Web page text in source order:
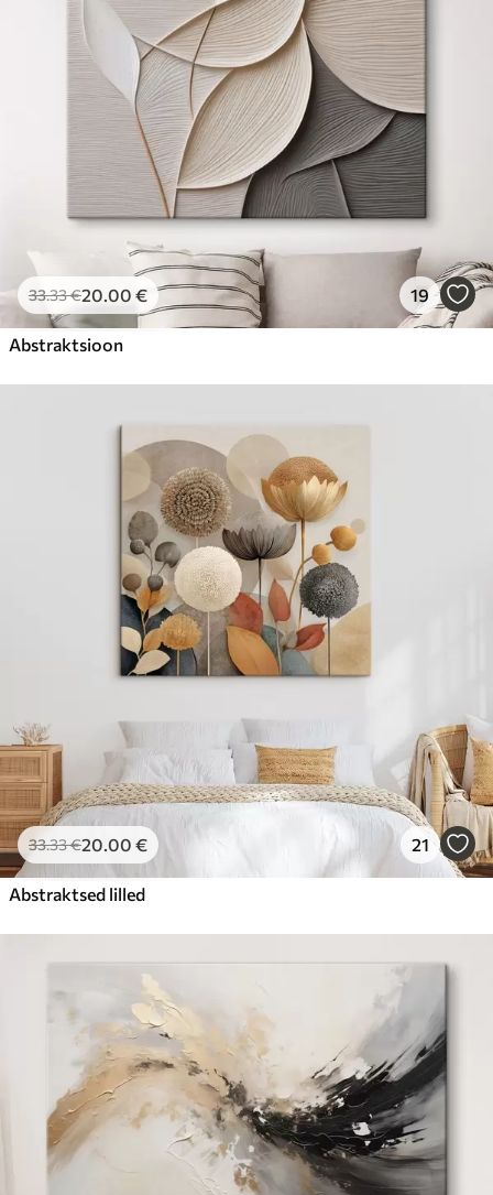
33.33€20.00 € 19
Abstraktsioon
33.33€20.00 € 21
Abstraktsed lilled